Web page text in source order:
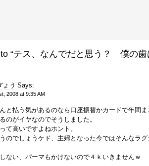
“テス、なんでだと思う？ 僕の
ょう Says:
2008 at 9:35 AM
と払う気があるのなら口座振替かカードで年間ま
のがイヤなのでそうしました。
て高いですよねホント。
のでしょうケド、主婦となった今ではそんなラ
ない、パーマもかけないので４ｋいきませんｗ